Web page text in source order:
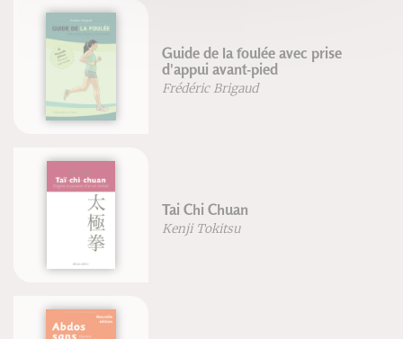
Guide de la foulée avec prise
d'appui avant-pied
Frédéric Brigaud
Tai Chi Chuan
Kenji Tokitsu